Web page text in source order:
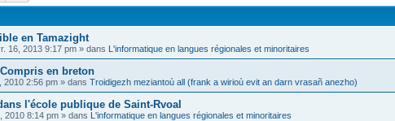
en Tamazight
16, 2013 9:17 pm » dans L'informatique en langues régionales et minoritaires
en breton
2010 2:56 pm » dans Troidigezh meziantoù all (frank a wirioù evit an darn vrasañ anezho)
l'école publique de Saint-Rvoal
2010 8:14 pm » dans L'informatique en langues régionales et minoritaires